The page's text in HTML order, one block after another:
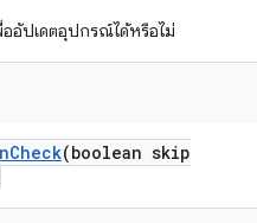
ออัปเดตอุปกรณ์ได้หรือไม่
Check(boolean skip